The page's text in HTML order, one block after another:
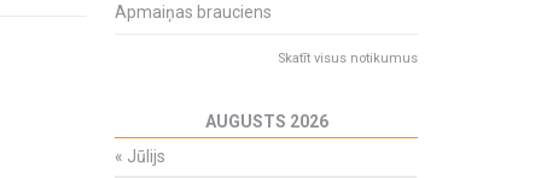
Apmaiņas brauciens
Skatīt visus notikumus
AUGUSTS 2026
« Jūlijs